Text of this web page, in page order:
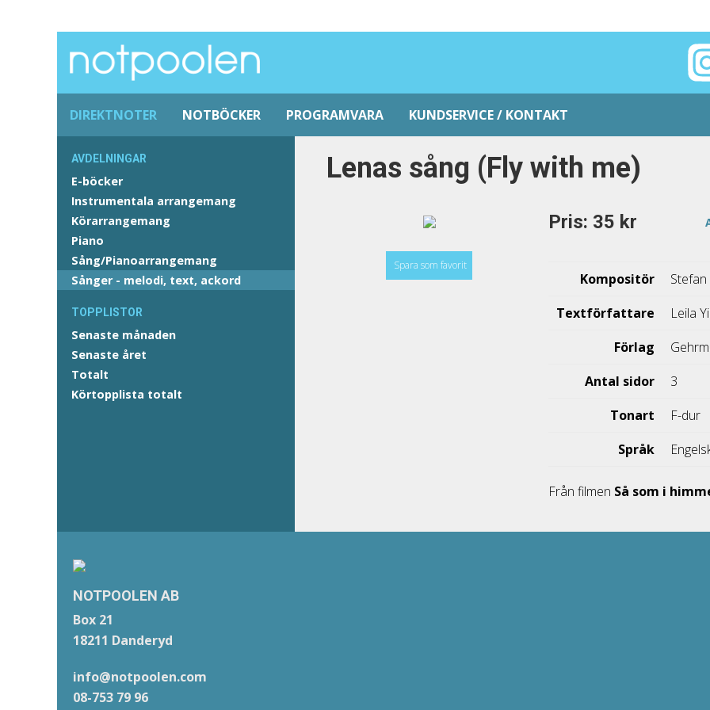
DIREKTNOTER NOTBÖCKER PROGRAMVARA KUNDSERVICE / KONTAKT
AVDELNINGAR
E-böcker
Instrumentala arrangemang
Körarrangemang
Piano
Sång/Pianoarrangemang
Sånger - melodi, text, ackord
TOPPLISTOR
Senaste månaden
Senaste året
Totalt
Körtopplista totalt
Lenas sång (Fly with me)
Spara som favorit
Pris: 35 kr
Kompositör
Textförfattare
Leila
Förlag
Antal sidor
3
Tonart
F-dur
Språk
Från filmen Så som i
NOTPOOLEN AB
Box 21
18211 Danderyd
info@notpoolen.com
08-753 79 96